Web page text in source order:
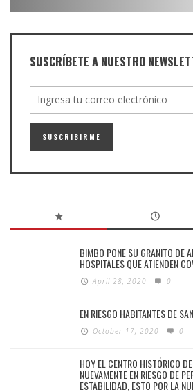
SUSCRÍBETE A NUESTRO
BIMBO PONE SU GRANITO DE
HOSPITALES QUE ATIENDEN
April 28, 2020 0
EN RIESGO HABITANTES DE
October 17, 2020 0
HOY EL CENTRO HISTÓRICO
NUEVAMENTE EN RIESGO DE
ESTABILIDAD, ESTO POR LA